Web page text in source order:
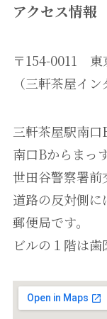
アクセス情報
〒154-0011 東
（三軒茶屋イ
三軒茶屋駅南
南口Bからまっ
世田谷警察署前
道路の反対側
郵便局です。
ビルの１階は歯